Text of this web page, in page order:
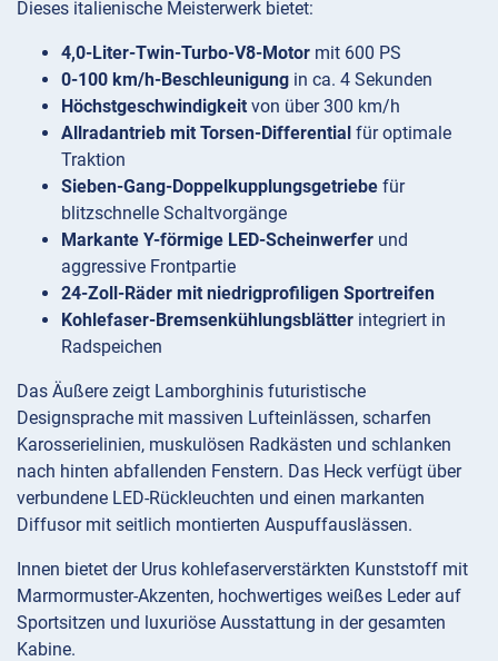
Dieses italienische Meisterwerk bietet:
4,0-Liter-Twin-Turbo-V8-Motor mit 600 PS
0-100 km/h-Beschleunigung in ca. 4 Sekunden
Höchstgeschwindigkeit von über 300 km/h
Allradantrieb mit Torsen-Differential für optimale
Traktion
Sieben-Gang-Doppelkupplungsgetriebe für
blitzschnelle Schaltvorgänge
Markante Y-förmige LED-Scheinwerfer und
aggressive Frontpartie
24-Zoll-Räder mit niedrigprofiligen Sportreifen
Kohlefaser-Bremsenkühlungsblätter integriert in
Radspeichen
Das Äußere zeigt Lamborghinis futuristische
Designsprache mit massiven Lufteinlässen, scharfen
Karosserielinien, muskulösen Radkästen und schlanken
nach hinten abfallenden Fenstern. Das Heck verfügt über
verbundene LED-Rückleuchten und einen markanten
Diffusor mit seitlich montierten Auspuffauslässen.
Innen bietet der Urus kohlefaserverstärkten Kunststoff mit
Marmormuster-Akzenten, hochwertiges weißes Leder auf
Sportsitzen und luxuriöse Ausstattung in der gesamten
Kabine.